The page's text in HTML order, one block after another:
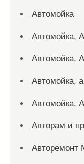
Автомойка
Автомойка,
Автомойка,
Автомойка,
Автомойка,
Авторам и
Авторемонт